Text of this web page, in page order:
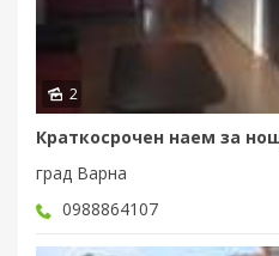
2
град Варна
0988864107